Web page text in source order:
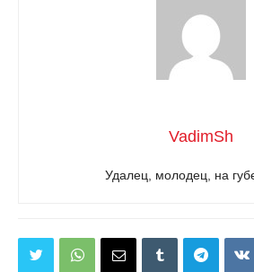
VadimSh
Удалец, молодец, на